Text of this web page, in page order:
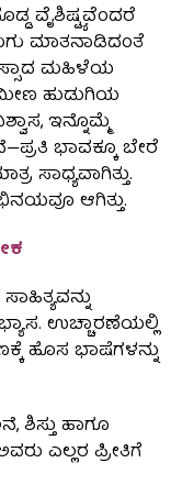
ವೈಶಿಷ್ಟ್ಯವೆಂದರೆ
ಮಾತನಾಡಿದಂತೆ
ಮಹಿಳೆಯ
ಹುಡುಗಿಯ
ಇನ್ನೊಮ್ಮೆ
ಭಾವಕ್ಕೂ ಬೇರೆ
ಸಾಧ್ಯವಾಗಿತ್ತು.
ಆಗಿತ್ತು.
ಉಚ್ಚಾರಣೆಯಲ್ಲಿ
ಹೊಸ ಭಾಷೆಗಳನ್ನು
ಶಿಸ್ತು ಹಾಗೂ
ಎಲ್ಲರ ಪ್ರೀತಿಗೆ